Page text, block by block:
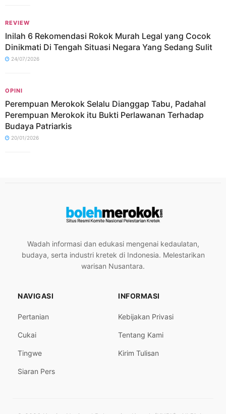
REVIEW
Inilah 6 Rekomendasi Rokok Murah Legal yang Cocok
Dinikmati Di Tengah Situasi Negara Yang Sedang Sulit
24/07/2026
OPINI
Perempuan Merokok Selalu Dianggap Tabu, Padahal
Perempuan Merokok itu Bukti Perlawanan Terhadap
Budaya Patriarkis
20/01/2026
Wadah informasi dan edukasi mengenai kedaulatan,
budaya, serta industri kretek di Indonesia. Melestarikan
warisan Nusantara.
NAVIGASI
Pertanian
Cukai
Tingwe
Siaran Pers
INFORMASI
Kebijakan Privasi
Tentang Kami
Kirim Tulisan